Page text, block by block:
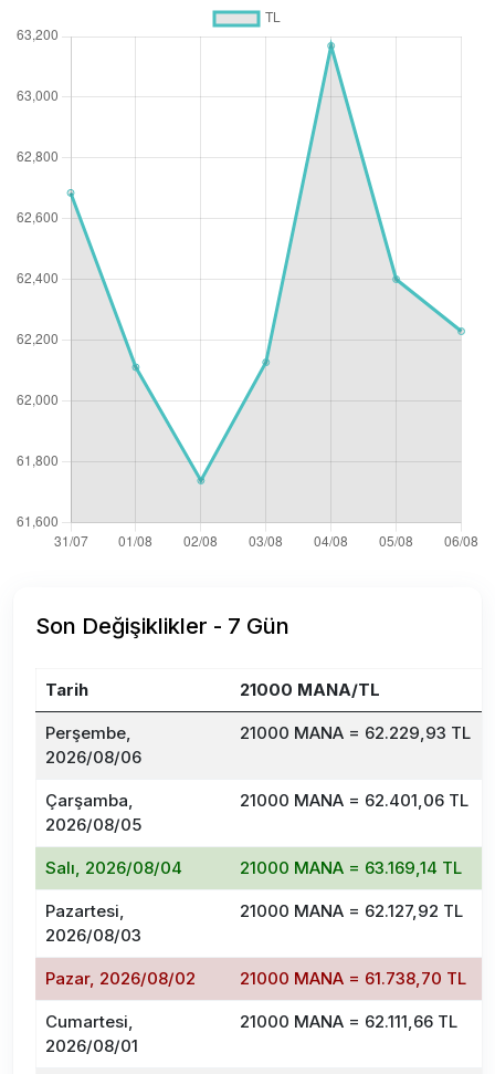
Son Değişiklikler - 7 Gün
Tarih 21000 MANA/TL
Perşembe,
2026/08/06
21000 MANA = 62.229,93 TL
Çarşamba,
2026/08/05
21000 MANA = 62.401,06 TL
Salı, 2026/08/04 21000 MANA = 63.169,14 TL
Pazartesi,
2026/08/03
21000 MANA = 62.127,92 TL
Pazar, 2026/08/02 21000 MANA = 61.738,70 TL
Cumartesi,
2026/08/01
21000 MANA = 62.111,66 TL